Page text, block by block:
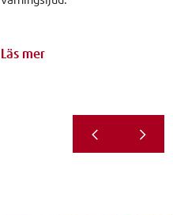
Läs mer